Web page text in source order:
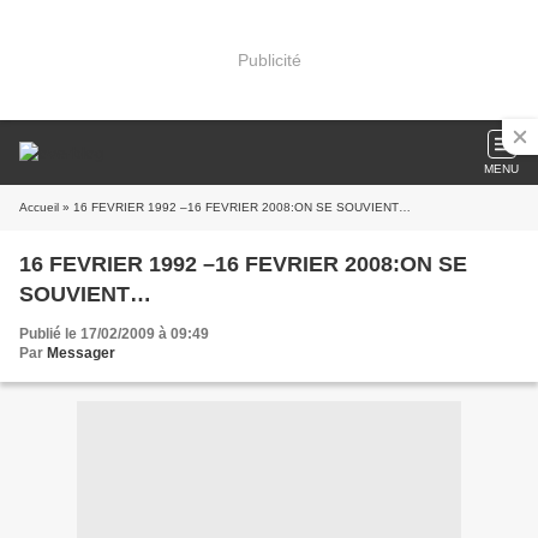
Publicité
MENU
Accueil » 16 FEVRIER 1992 –16 FEVRIER 2008:ON SE SOUVIENT…
16 FEVRIER 1992 –16 FEVRIER 2008:ON SE
SOUVIENT…
Publié le 17/02/2009 à 09:49
Par Messager